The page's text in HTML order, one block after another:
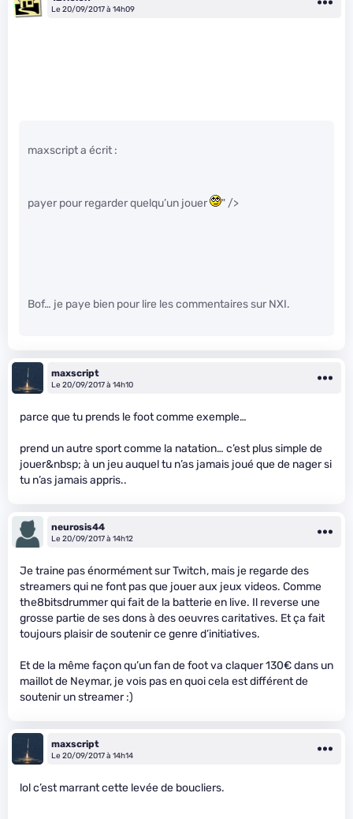
Le 20/09/2017 à 14h09
maxscript a écrit :
payer pour regarder quelqu’un jouer " />
Bof… je paye bien pour lire les commentaires sur NXI.
maxscript
Le 20/09/2017 à 14h10
parce que tu prends le foot comme exemple…
prend un autre sport comme la natation… c’est plus simple de
jouer&nbsp; à un jeu auquel tu n’as jamais joué que de nager si
tu n’as jamais appris..
neurosis44
Le 20/09/2017 à 14h12
Je traine pas énormément sur Twitch, mais je regarde des
streamers qui ne font pas que jouer aux jeux videos. Comme
the8bitsdrummer qui fait de la batterie en live. Il reverse une
grosse partie de ses dons à des oeuvres caritatives. Et ça fait
toujours plaisir de soutenir ce genre d’initiatives.
Et de la même façon qu’un fan de foot va claquer 130€ dans un
maillot de Neymar, je vois pas en quoi cela est différent de
soutenir un streamer :)
maxscript
Le 20/09/2017 à 14h14
lol c’est marrant cette levée de boucliers.